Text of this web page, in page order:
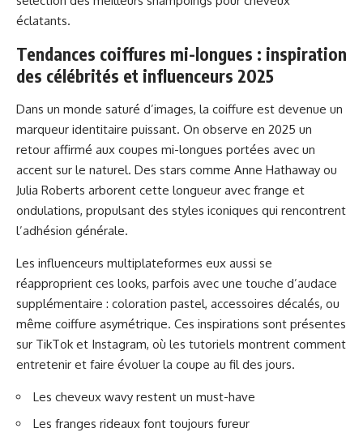
éclatants.
Tendances coiffures mi-longues : inspiration
des célébrités et influenceurs 2025
Dans un monde saturé d’images, la coiffure est devenue un
marqueur identitaire puissant. On observe en 2025 un
retour affirmé aux coupes mi-longues portées avec un
accent sur le naturel. Des stars comme Anne Hathaway ou
Julia Roberts arborent cette longueur avec frange et
ondulations, propulsant des styles iconiques qui rencontrent
l’adhésion générale.
Les influenceurs multiplateformes eux aussi se
réapproprient ces looks, parfois avec une touche d’audace
supplémentaire : coloration pastel, accessoires décalés, ou
même coiffure asymétrique. Ces inspirations sont présentes
sur TikTok et Instagram, où les tutoriels montrent comment
entretenir et faire évoluer la coupe au fil des jours.
Les cheveux wavy restent un must-have
Les franges rideaux font toujours fureur